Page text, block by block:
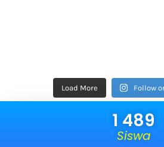
Load More Follow
Siswa
1 489